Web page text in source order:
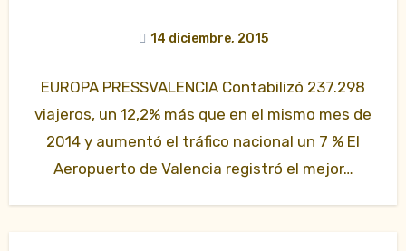
14 diciembre, 2015
EUROPA PRESSVALENCIA Contabilizó 237.298
viajeros, un 12,2% más que en el mismo mes de
2014 y aumentó el tráfico nacional un 7 % El
Aeropuerto de Valencia registró el mejor…